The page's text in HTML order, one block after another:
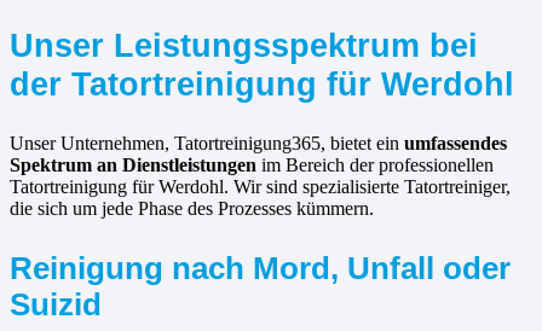
Unser Leistungsspektrum bei
der Tatortreinigung für Werdohl
Unser Unternehmen, Tatortreinigung365, bietet ein umfassendes
Spektrum an Dienstleistungen im Bereich der professionellen
Tatortreinigung für Werdohl. Wir sind spezialisierte Tatortreiniger,
die sich um jede Phase des Prozesses kümmern.
Reinigung nach Mord, Unfall oder
Suizid